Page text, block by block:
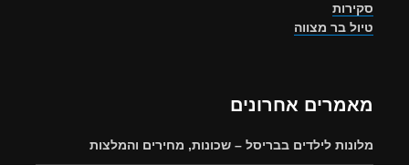
סקירות
טיול בר מצווה
מאמרים אחרונים
מלונות לילדים בבריסל – שכונות, מחירים והמלצות